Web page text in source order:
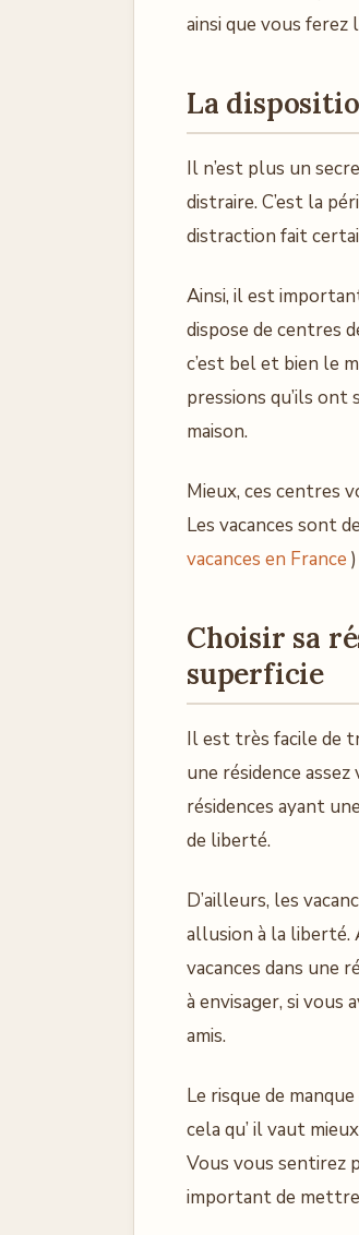
ainsi que vous ferez
La
Il n’est plus un
distraire. C’est la
distraction fait
Ainsi, il est
dispose de centres
c’est bel et bien le
pressions qu’ils ont
maison.
Mieux, ces centres
Les vacances sont
vacances en France
Choisir sa
superficie
Il est très facile de
une résidence
résidences ayant
de liberté.
D’ailleurs, les
allusion à la liberté.
vacances dans une
à envisager, si vous
amis.
Le risque de
cela qu’ il vaut
Vous vous sentirez
important de mettre